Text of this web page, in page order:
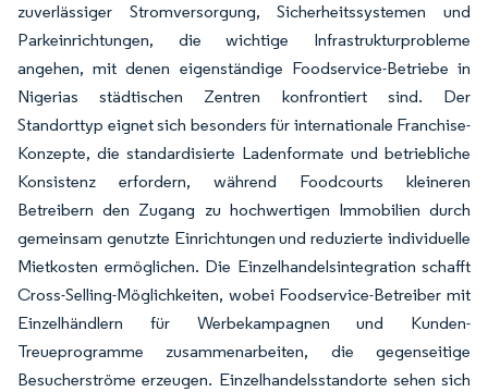
zuverlässiger Stromversorgung, Sicherheitssystemen und
Parkeinrichtungen, die wichtige Infrastrukturprobleme
angehen, mit denen eigenständige Foodservice-Betriebe in
Nigerias städtischen Zentren konfrontiert sind. Der
Standorttyp eignet sich besonders für internationale Franchise-
Konzepte, die standardisierte Ladenformate und betriebliche
Konsistenz erfordern, während Foodcourts kleineren
Betreibern den Zugang zu hochwertigen Immobilien durch
gemeinsam genutzte Einrichtungen und reduzierte individuelle
Mietkosten ermöglichen. Die Einzelhandelsintegration schafft
Cross-Selling-Möglichkeiten, wobei Foodservice-Betreiber mit
Einzelhändlern für Werbekampagnen und Kunden-
Treueprogramme zusammenarbeiten, die gegenseitige
Besucherströme erzeugen. Einzelhandelsstandorte sehen sich